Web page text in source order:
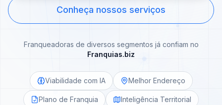
Conheça nossos serviços
Franqueadoras de diversos segmentos já confiam no
Franquias.biz
Viabilidade com IA Melhor Endereço
Plano de Franquia Inteligência Territorial